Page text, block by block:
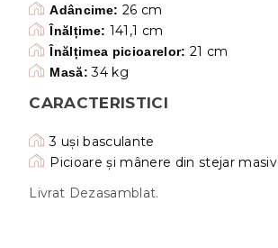
Adâncime: 26 cm
Înălțime: 141,1 cm
Înălțimea picioarelor: 21 cm
Masă: 34 kg
CARACTERISTICI
3 uși basculante
Picioare și mânere din stejar masiv
Livrat Dezasamblat.